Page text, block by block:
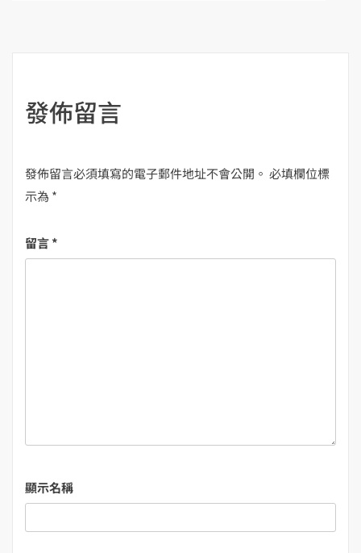
發佈留言
發佈留言必須填寫的電子郵件地址不會公開。 必填欄位標
示為 *
留言*
顯示名稱